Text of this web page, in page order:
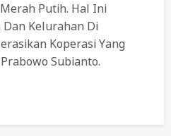
Putih. Hal Ini
Kelurahan Di
Koperasi Yang
Subianto.